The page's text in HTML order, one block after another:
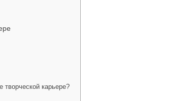
карьере?